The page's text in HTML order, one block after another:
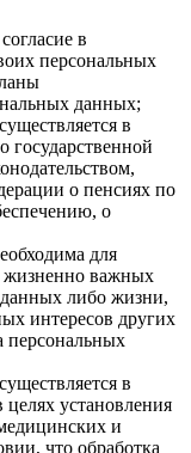
в
персональных
данных;
в
государственной
о пенсиях по
о
для
жизненно важных
данных либо жизни,
интересов других
персональных
в
установления
и
что обработка